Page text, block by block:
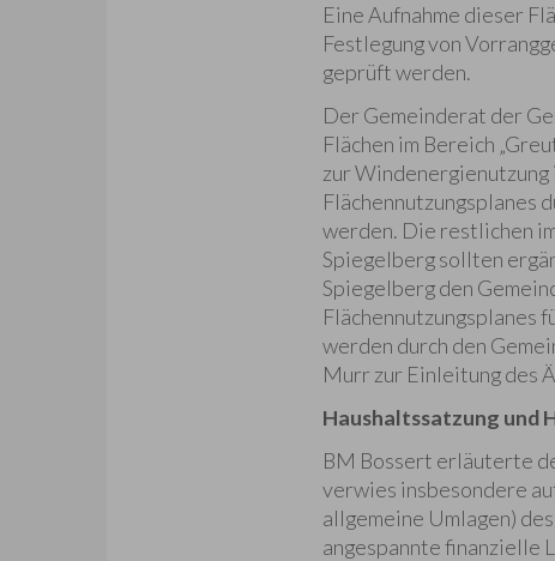
Eine Aufnahme dieser
Festlegung von
geprüft werden.
Der Gemeinderat der
Flächen im Bereich
zur
Flächennutzungsplanes
werden. Die restlichen
Spiegelberg sollten
Spiegelberg den
Flächennutzungsplanes
werden durch den
Murr zur Einleitung des
Haushaltssatzung und
BM Bossert erläuterte
verwies insbesondere
allgemeine Umlagen)
angespannte finanzielle